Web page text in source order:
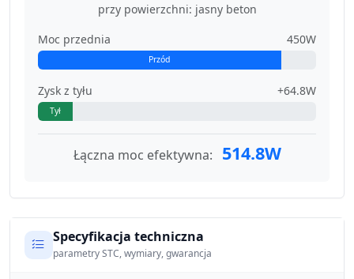
przy powierzchni: jasny beton
Moc przednia
450W
Przód
Zysk z tyłu +64.8W
Tył
Łączna moc efektywna: 514.8W
Specyfikacja techniczna
parametry STC, wymiary, gwarancja